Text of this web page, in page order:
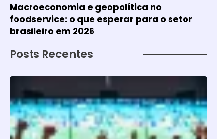
Macroeconomia e geopolítica no
foodservice: o que esperar para o setor
brasileiro em 2026
Posts Recentes